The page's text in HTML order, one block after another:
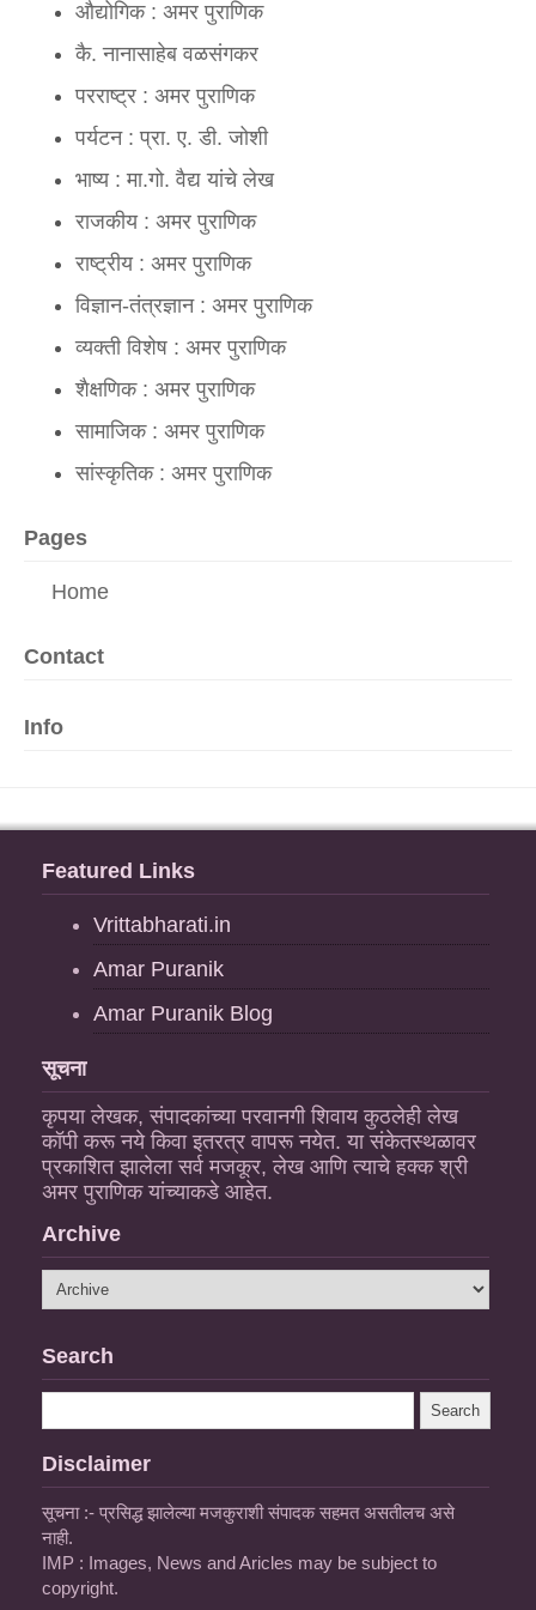
औद्योगिक : अमर पुराणिक
कै. नानासाहेब वळसंगकर
परराष्ट्र : अमर पुराणिक
पर्यटन : प्रा. ए. डी. जोशी
भाष्य : मा.गो. वैद्य यांचे लेख
राजकीय : अमर पुराणिक
राष्ट्रीय : अमर पुराणिक
विज्ञान-तंत्रज्ञान : अमर पुराणिक
व्यक्ती विशेष : अमर पुराणिक
शैक्षणिक : अमर पुराणिक
सामाजिक : अमर पुराणिक
सांस्कृतिक : अमर पुराणिक
Pages
Home
Contact
Info
Featured Links
Vrittabharati.in
Amar Puranik
Amar Puranik Blog
सूचना
कृपया लेखक, संपादकांच्या परवानगी शिवाय कुठलेही लेख
कॉपी करू नये किवा इतरत्र वापरू नयेत. या संकेतस्थळावर
प्रकाशित झालेला सर्व मजकूर, लेख आणि त्याचे हक्क श्री
अमर पुराणिक यांच्याकडे आहेत.
Archive
Search
Disclaimer
सूचना :- प्रसिद्ध झालेल्या मजकुराशी संपादक सहमत असतीलच असे
नाही.
IMP : Images, News and Aricles may be subject to
copyright.